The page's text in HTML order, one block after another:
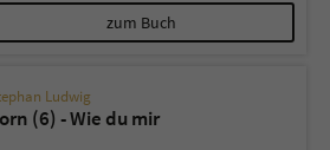
zum Buch
Ludwig
(6) - Wie du mir